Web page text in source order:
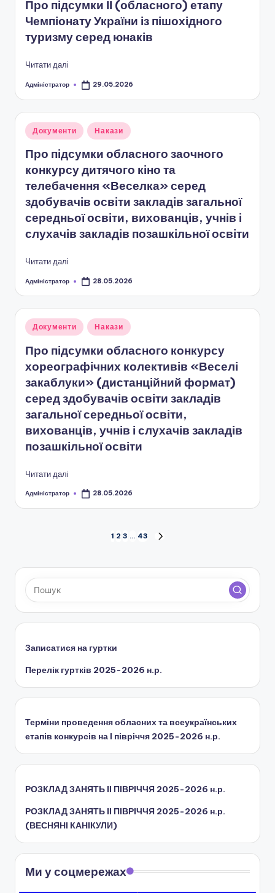
н
с
ь
к
о
ї
о
б
л
а
с
н
о
ї
р
а
и
Про підсумки ІІ (обласного) етапу
Чемпіонату України із пішохідного
туризму серед юнаків
Читати далі
Опубліковано
Адміністратор 29.05.2026
Опубліковано
Документи Накази
Про підсумки обласного заочного
конкурсу дитячого кіно та
телебачення «Веселка» серед
здобувачів освіти закладів загальної
середньої освіти, вихованців, учнів і
слухачів закладів позашкільної освіти
Читати далі
Опубліковано
Адміністратор 28.05.2026
Опубліковано
Документи Накази
Про підсумки обласного конкурсу
хореографічних колективів «Веселі
закаблуки» (дистанційний формат)
серед здобувачів освіти закладів
загальної середньої освіти,
вихованців, учнів і слухачів закладів
позашкільної освіти
Читати далі
Опубліковано
Адміністратор 28.05.2026
записів
1 2 3 … 43
Записатися на гуртки
Перелік гуртків 2025-2026 н.р.
Терміни проведення обласних та всеукраїнських
етапів конкурсів на І півріччя 2025-2026 н.р.
РОЗКЛАД ЗАНЯТЬ IІ ПІВРІЧЧЯ 2025-2026 н.р.
РОЗКЛАД ЗАНЯТЬ IІ ПІВРІЧЧЯ 2025-2026 н.р.
(ВЕСНЯНІ КАНІКУЛИ)
Ми у соцмережах